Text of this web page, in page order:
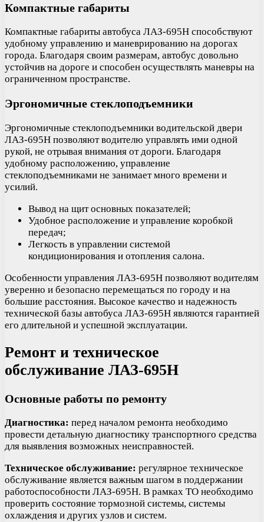
Компактные габариты
Компактные габариты автобуса ЛАЗ-695Н способствуют
удобному управлению и маневрированию на дорогах
города. Благодаря своим размерам, автобус довольно
устойчив на дороге и способен осуществлять маневры на
ограниченном пространстве.
Эргономичные стеклоподъемники
Эргономичные стеклоподъемники водительской двери
ЛАЗ-695Н позволяют водителю управлять ими одной
рукой, не отрывая внимания от дороги. Благодаря
удобному расположению, управление
стеклоподъемниками не занимает много времени и
усилий.
Вывод на щит основных показателей;
Удобное расположение и управление коробкой
передач;
Легкость в управлении системой
кондиционирования и отопления салона.
Особенности управления ЛАЗ-695Н позволяют водителям
уверенно и безопасно перемещаться по городу и на
большие расстояния. Высокое качество и надежность
технической базы автобуса ЛАЗ-695Н являются гарантией
его длительной и успешной эксплуатации.
Ремонт и техническое
обслуживание ЛАЗ-695Н
Основные работы по ремонту
Диагностика: перед началом ремонта необходимо
провести детальную диагностику транспортного средства
для выявления возможных неисправностей.
Техническое обслуживание: регулярное техническое
обслуживание является важным шагом в поддержании
работоспособности ЛАЗ-695Н. В рамках ТО необходимо
проверить состояние тормозной системы, системы
охлаждения и других узлов и систем.